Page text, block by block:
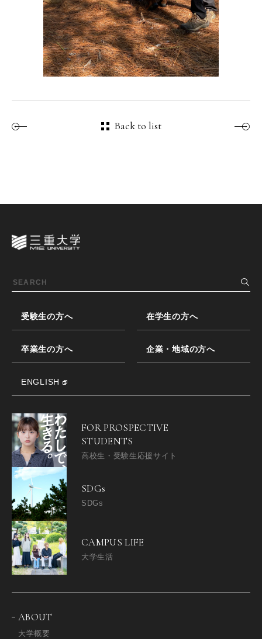
Back to list
受験生の方へ 在学生の方へ
卒業生の方へ 企業・地域の方へ
ENGLISH
FOR PROSPECTIVE
STUDENTS
高校生・受験生応援サイト
SDGs
SDGs
CAMPUS LIFE
大学生活
ABOUT
大学概要